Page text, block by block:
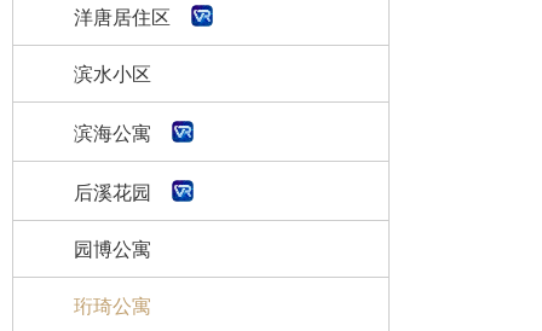
洋唐居住区
滨水小区
滨海公寓
后溪花园
园博公寓
珩琦公寓